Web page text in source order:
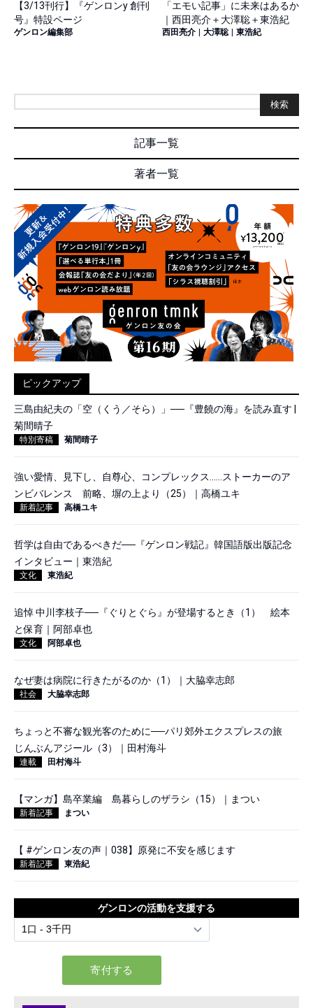
【3/13刊行】『ゲンロンy 創刊
号』特設ページ
ゲンロン編集部
「エモい記事」に未来はあるか
｜西田亮介＋大澤聡＋東浩紀
西田亮介 | 大澤聡 | 東浩紀
検索
記事一覧
著者一覧
ピックアップ
三島由紀夫の「空（くう／そら）」──『豊饒の海』を読み直す |
菊間晴子
特別寄稿 菊間晴子
強い愛情、見下し、自尊心、コンプレックス……ストーカーのア
ンビバレンス 前略、塀の上より（25）｜高橋ユキ
新着記事 高橋ユキ
哲学は自由であるべきだ──『ゲンロン戦記』韓国語版出版記念
インタビュー｜東浩紀
文化 東浩紀
追悼 中川李枝子──『ぐりとぐら』が登場するとき（1） 絵本
と保育｜阿部卓也
文化 阿部卓也
なぜ妻は病院に行きたがるのか（1）｜大脇幸志郎
社会 大脇幸志郎
ちょっと不審な観光客のために──パリ郊外エクスプレスの旅
じんぶんアジール（3）｜田村海斗
連載 田村海斗
【マンガ】島卒業編 島暮らしのザラシ（15）｜まつい
新着記事 まつい
【 #ゲンロン友の声｜038】原発に不安を感じます
新着記事 東浩紀
ゲンロンの活動を支援する